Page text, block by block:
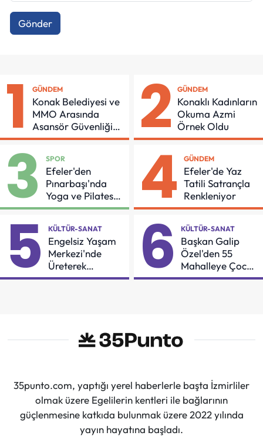
Gönder
1 GÜNDEM
Konak Belediyesi ve
MMO Arasında
Asansör Güvenliği
İçin Önemli Protokol
2 GÜNDEM
Konaklı Kadınların
Okuma Azmi
Örnek Oldu
3 SPOR
Efeler'den
Pınarbaşı'nda
Yoga ve Pilates
Buluşması
4 GÜNDEM
Efeler'de Yaz
Tatili Satrançla
Renkleniyor
5 KÜLTÜR-SANAT
Engelsiz Yaşam
Merkezi'nde
Üreterek
Güçleniyorlar
6 KÜLTÜR-SANAT
Başkan Galip
Özel'den 55
Mahalleye Çocuk
Şenliği
35punto.com, yaptığı yerel haberlerle başta İzmirliler
olmak üzere Egelilerin kentleri ile bağlarının
güçlenmesine katkıda bulunmak üzere 2022 yılında
yayın hayatına başladı.